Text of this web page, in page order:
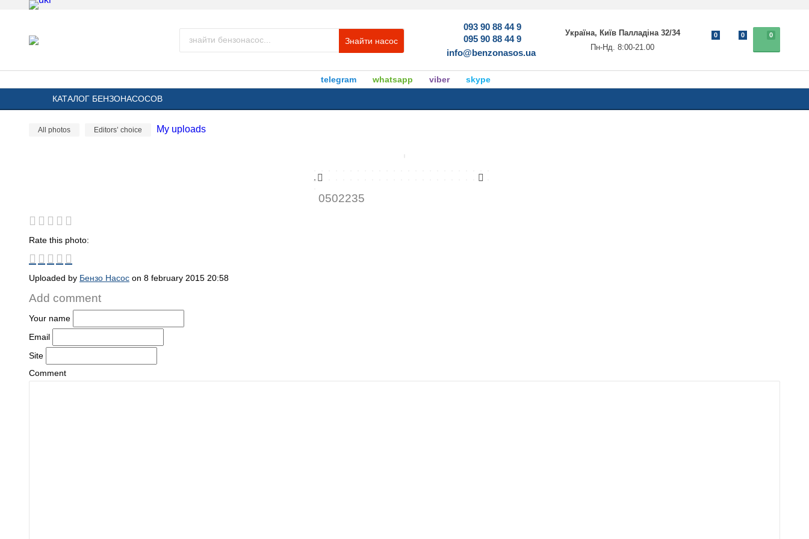
Знайти насос
093 90 88 44 9
095 90 88 44 9
info@benzonasos.ua
Україна, Київ Палладіна 32/34
Пн-Нд. 8:00-21.00
0
0 0
telegram whatsapp viber
skype
КАТАЛОГ БЕНЗОНАСОСОВ
All photos Editors’ choice My uploads
0502235
Rate this photo:
Uploaded by Бензо Насос on 8 february 2015 20:58
Add comment
Your name
Email
Site
Comment